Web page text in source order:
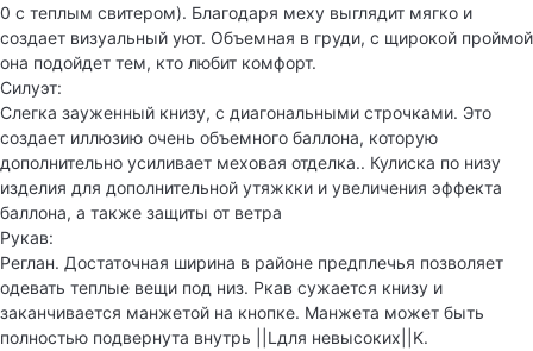
0 с теплым свитером). Благодаря меху выглядит мягко и
создает визуальный уют. Объемная в груди, с щирокой проймой
она подойдет тем, кто любит комфорт.
Силуэт:
Слегка зауженный книзу, с диагональными строчками. Это
создает иллюзию очень объемного баллона, которую
дополнительно усиливает меховая отделка.. Кулиска по низу
изделия для дополнительной утяжкки и увеличения эффекта
баллона, а также защиты от ветра
Рукав:
Реглан. Достаточная ширина в районе предплечья позволяет
одевать теплые вещи под низ. Ркав сужается книзу и
заканчивается манжетой на кнопке. Манжета может быть
полностью подвернута внутрь ||Lдля невысоких||K.